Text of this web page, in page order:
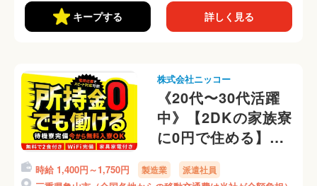
キープする 詳しく見る
株式会社ニッコー
《20代〜30代活躍
中》【2DKの家族寮
に0円で住める】子
どもと一緒に入寮
OK◎月収34万円可
時給 1,400円～1,750円 製造業 派遣社員